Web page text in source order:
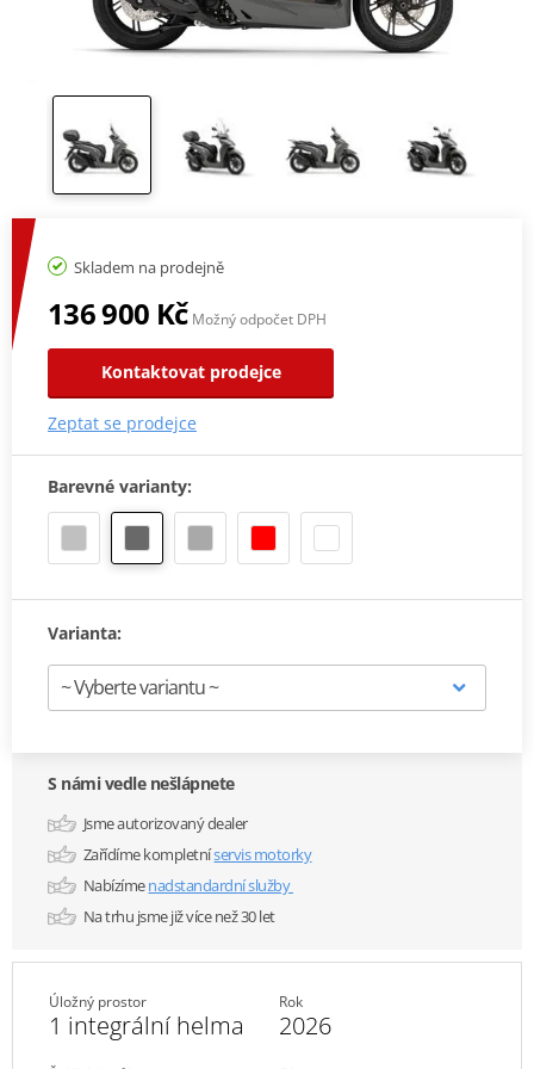
Skladem na prodejně
136 900 Kč Možný odpočet DPH
Kontaktovat prodejce
Zeptat se prodejce
Barevné varianty:
Varianta:
S námi vedle nešlápnete
Jsme autorizovaný dealer
Zařídíme kompletníservis motorky
Nabízímenadstandardní služby
Na trhu jsme již více než 30 let
Úložný prostor
1 integrální helma
Rok
2026